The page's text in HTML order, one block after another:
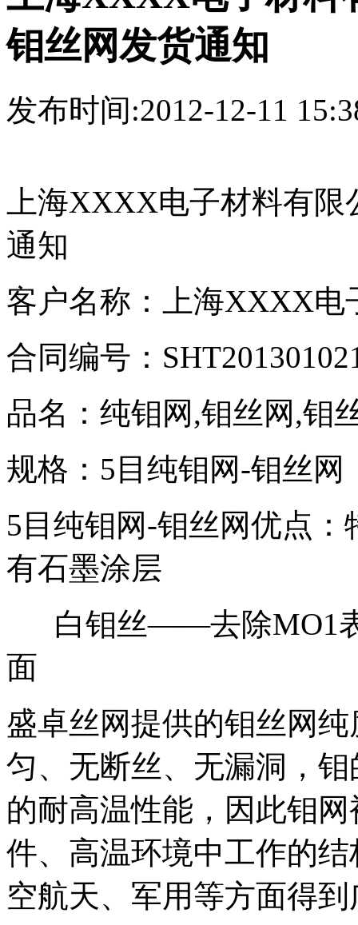
钼丝网发货通知
发布时间:2012-12-11
上海XXXX电子材料有限
通知
客户名称：上海XXXX电
合同编号：
品名：纯钼网 ,钼丝网 ,钼
规格： 5 目纯钼网-钼丝网
5 目纯钼网-钼丝网优点：
有石墨涂层
白钼丝——去除MO1表
面
盛卓丝网提供的钼丝网
匀、无断丝、无漏洞，
的耐高温性能，因此钼
件、高温环境中工作的
空航天、军用等方面得